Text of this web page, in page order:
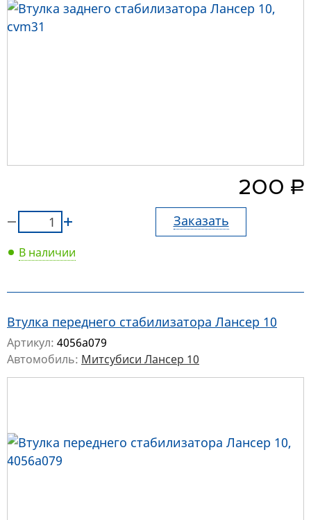
200 руб.
Заказать
В наличии
Втулка переднего стабилизатора Лансер 10
Артикул: 4056a079
Автомобиль: Митсубиси Лансер 10